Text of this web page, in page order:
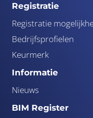
Registratie
Registratie
Bedrijfsprofielen
Keurmerk
Informatie
Nieuws
BIM Register